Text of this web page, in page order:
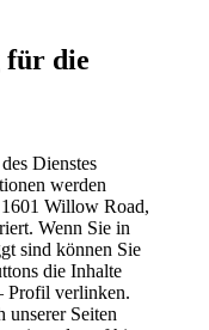
für die
Dienstes
werden
Willow Road,
Wenn Sie in
sind können Sie
die Inhalte
Profil verlinken.
unserer Seiten